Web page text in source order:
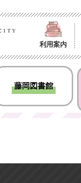
利用案内
藤岡図書館